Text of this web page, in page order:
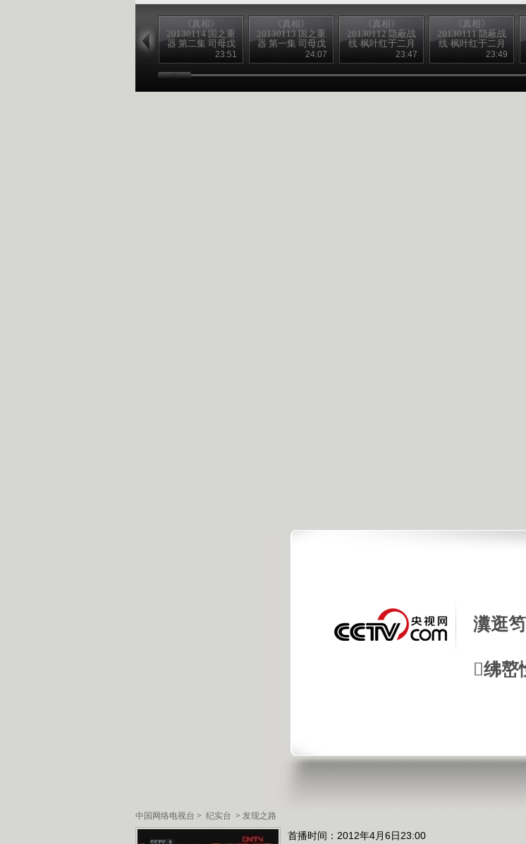
瀵逛
绋
中国网络电视台 > 纪实台 > 发现之路
《真相》
20130114 国之重
器 第二集 司母戊
大方鼎 （下）
23:51
《真相》
20130113 国之重
器 第一集 司母戊
大方鼎 （上）
24:07
《真相》
20130112 隐蔽战
线·枫叶红于二月
23:47
《真相》
20130111 隐蔽战
线·枫叶红于二月
23:49
首播时间：2012年4月6日23:00